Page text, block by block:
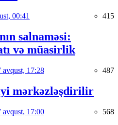
00:41 415
salnaməsi:
və müasirlik
avqust, 17:28 487
mərkəzləşdirilir
avqust, 17:00 568